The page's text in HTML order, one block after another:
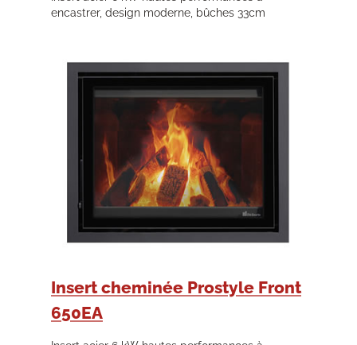
encastrer, design moderne, bûches 33cm
Insert cheminée Prostyle Front
650EA